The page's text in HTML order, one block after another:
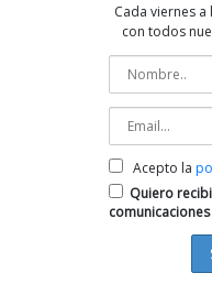
Cada viernes
con todos
Acepto la
Quiero